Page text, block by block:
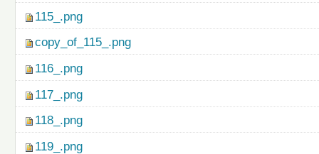
115_.png
copy_of_115_.png
116_.png
117_.png
118_.png
119_.png